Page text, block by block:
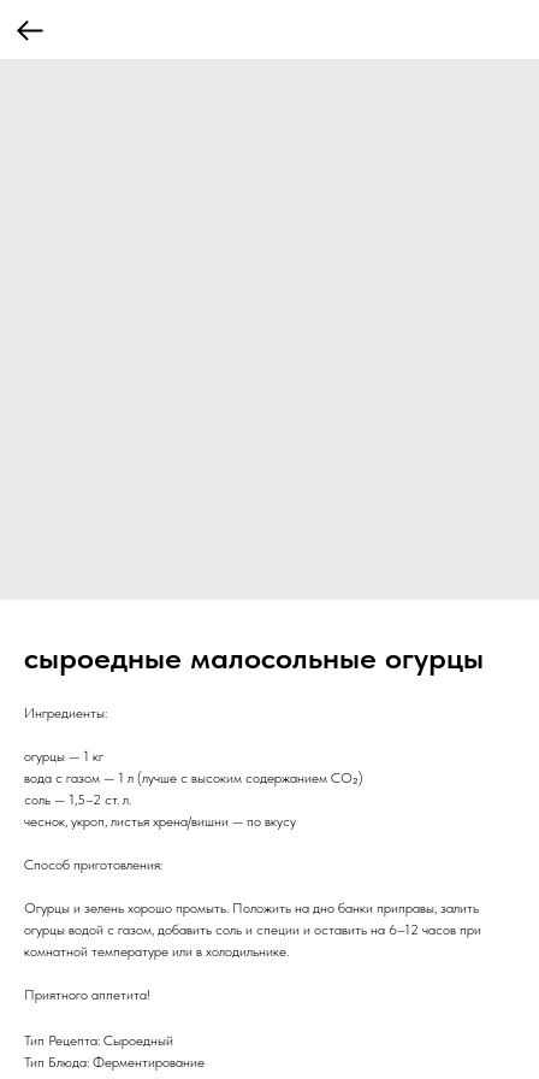
сыроедные малосольные огурцы
Ингредиенты:
огурцы — 1 кг
вода с газом — 1 л (лучше с высоким содержанием CO₂)
соль — 1,5–2 ст. л.
чеснок, укроп, листья хрена/вишни — по вкусу
Способ приготовления:
Огурцы и зелень хорошо промыть. Положить на дно банки приправы, залить
огурцы водой с газом, добавить соль и специи и оставить на 6–12 часов при
комнатной температуре или в холодильнике.
Приятного аппетита!
Тип Рецепта: Сыроедный
Тип Блюда: Ферментирование